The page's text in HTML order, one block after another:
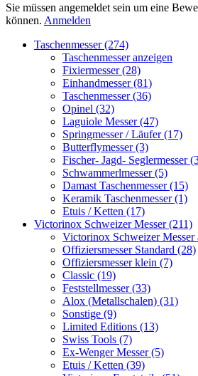
Sie müssen angemeldet sein um eine
können. Anmelden
Taschenmesser (274)
Taschenmesser anzeigen
Fixiermesser (28)
Einhandmesser (81)
Taschenmesser (36)
Opinel (32)
Laguiole Messer (47)
Springmesser / Läufer (17)
Butterflymesser (3)
Fischer- Jagd- Seglermesser
Schwammerlmesser (5)
Damast Taschenmesser (15)
Keramik Taschenmesser (1)
Etuis / Ketten (17)
Victorinox Schweizer Messer (211)
Victorinox Schweizer Messer
Offiziersmesser Standard (28)
Offiziersmesser klein (7)
Classic (19)
Feststellmesser (33)
Alox (Metallschalen) (31)
Sonstige (9)
Limited Editions (13)
Swiss Tools (7)
Ex-Wenger Messer (5)
Etuis / Ketten (39)